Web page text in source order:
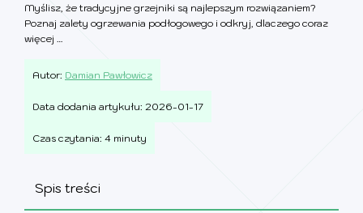
Myślisz, że tradycyjne grzejniki są najlepszym rozwiązaniem?
Poznaj zalety ogrzewania podłogowego i odkryj, dlaczego coraz
więcej …
Autor: Damian Pawłowicz
Data dodania artykułu: 2026-01-17
Czas czytania: 4 minuty
Spis treści